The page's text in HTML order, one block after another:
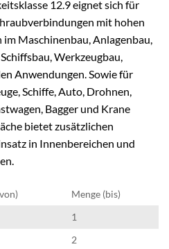
12.9 eignet sich für
mit hohen
Maschinenbau, Anlagenbau,
Werkzeugbau,
Anwendungen. Sowie für
Schiffe, Auto, Drohnen,
Bagger und Krane
bietet zusätzlichen
in Innenbereichen und
Menge (bis)
1
2